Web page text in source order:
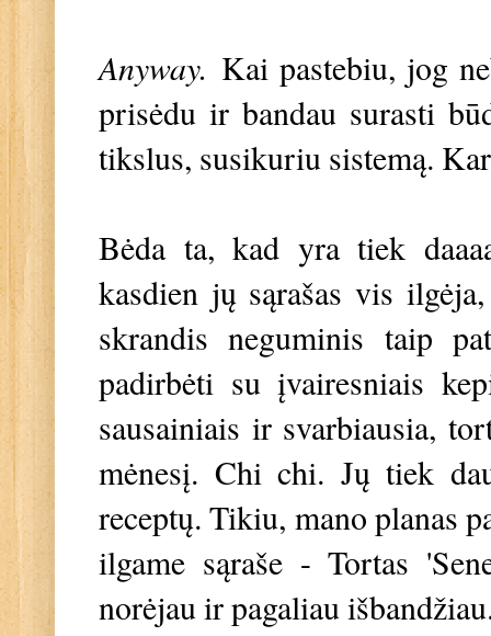
Anyway. Kai pastebiu, jog
prisėdu ir bandau surasti
tikslus, susikuriu sistemą.
Bėda ta, kad yra tiek
kasdien jų sąrašas vis
skrandis neguminis taip
padirbėti su įvairesniais
sausainiais ir svarbiausia,
mėnesį. Chi chi. Jų tiek
receptų. Tikiu, mano planas
ilgame sąraše - Tortas
norėjau ir pagaliau